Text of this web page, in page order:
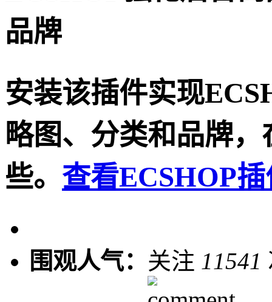
品牌
安装该插件实现
略图、分类和品牌
些。 查看ECSHOP
围观人气： 关注 11541